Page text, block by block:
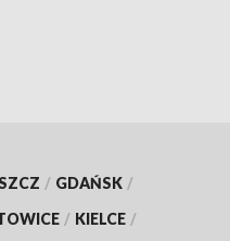
/ GDAŃSK /
/ KIELCE /